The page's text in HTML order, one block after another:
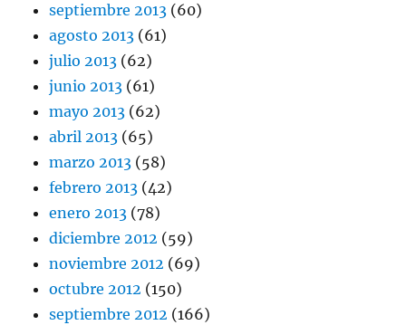
septiembre 2013 (60)
agosto 2013 (61)
julio 2013 (62)
junio 2013 (61)
mayo 2013 (62)
abril 2013 (65)
marzo 2013 (58)
febrero 2013 (42)
enero 2013 (78)
diciembre 2012 (59)
noviembre 2012 (69)
octubre 2012 (150)
septiembre 2012 (166)